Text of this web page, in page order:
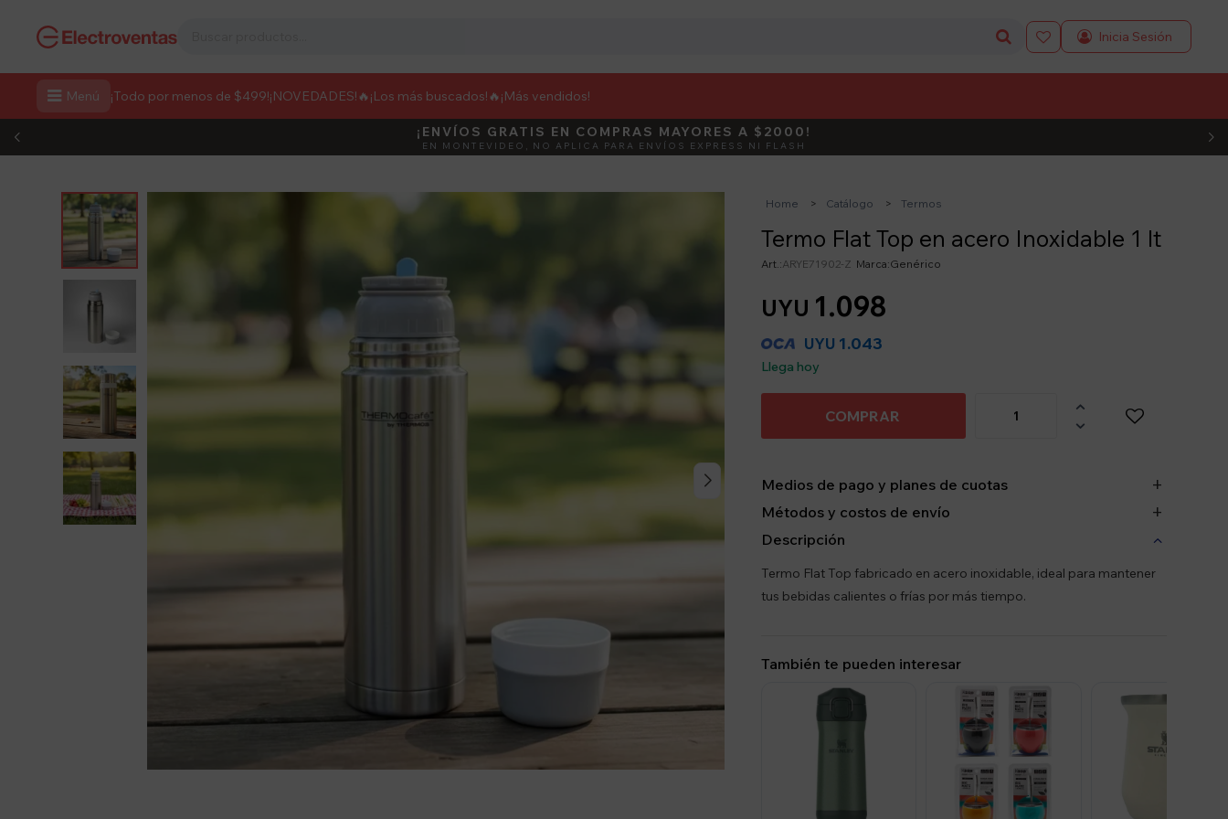
 Menú ¡Todo por menos de $499!¡NOVEDADES! 🔥¡Los más buscados!🔥 ¡Más vendidos!

DEBUT ACTIVÁ EL CÓDIGO
¡ENVÍOS GRATIS EN COMPRAS MAYORES A $2000!
EN MONTEVIDEO, NO APLICA PARA ENVÍOS EXPRESS NI FLASH
Home Catálogo Termos
Termo Flat Top en acero Inoxidable 1 lt
ARYE71902-Z Genérico
UYU 1.098
UYU 1.043
Llega hoy
COMPRAR


Medios de pago y planes de cuotas
Métodos y costos de envío
Descripción
Termo Flat Top fabricado en acero inoxidable, ideal para mantener
tus bebidas calientes o frías por más tiempo.
También te pueden interesar